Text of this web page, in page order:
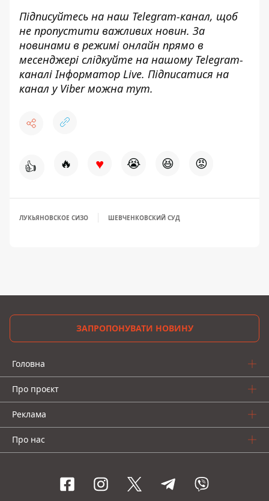
Підписуйтесь на наш Telegram-канал, щоб
не пропустити важливих новин. За
новинами в режимі онлайн прямо в
месенджері слідкуйте на нашому Telegram-
каналіІнформатор Live. Підписатися на
канал у Viber можна тут.
👍 🔥 ♥ 😭 😆 😡
ЛУКЬЯНОВСКОЕ СИЗО ШЕВЧЕНКОВСКИЙ СУД
ЗАПРОПОНУВАТИ НОВИНУ
Головна
Про проєкт
Реклама
Про нас